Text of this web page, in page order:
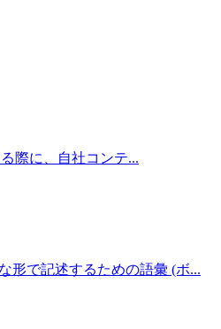
際に、自社コンテ...
形で記述するための語彙 (ボ...